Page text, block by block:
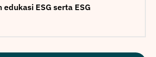
ESG serta ESG